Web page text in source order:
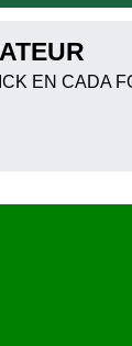
EN CADA